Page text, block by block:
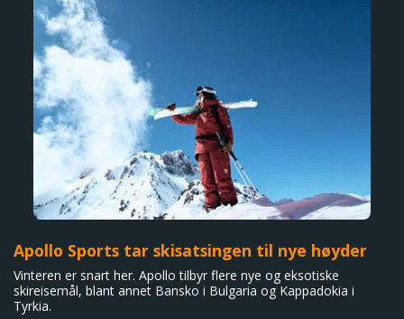
Apollo Sports tar skisatsingen til nye høyder
Vinteren er snart her. Apollo tilbyr flere nye og eksotiske
skireisemål, blant annet Bansko i Bulgaria og Kappadokia i
Tyrkia.